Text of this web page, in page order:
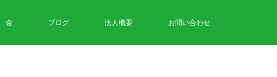
金 ブログ 法人概要 お問い合わせ